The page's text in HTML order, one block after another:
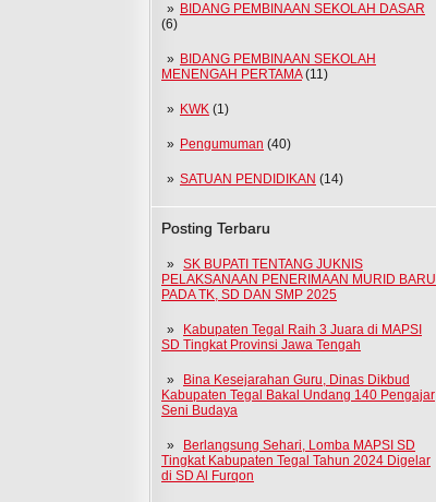
BIDANG PEMBINAAN SEKOLAH DASAR
(6)
BIDANG PEMBINAAN SEKOLAH
MENENGAH PERTAMA(11)
KWK (1)
Pengumuman (40)
SATUAN PENDIDIKAN (14)
Posting Terbaru
SK BUPATI TENTANG JUKNIS
PELAKSANAAN PENERIMAAN MURID BARU
PADA TK, SD DAN SMP 2025
Kabupaten Tegal Raih 3 Juara di MAPSI
SD Tingkat Provinsi Jawa Tengah
Bina Kesejarahan Guru, Dinas Dikbud
Kabupaten Tegal Bakal Undang 140 Pengajar
Seni Budaya
Berlangsung Sehari, Lomba MAPSI SD
Tingkat Kabupaten Tegal Tahun 2024 Digelar
di SD Al Furqon